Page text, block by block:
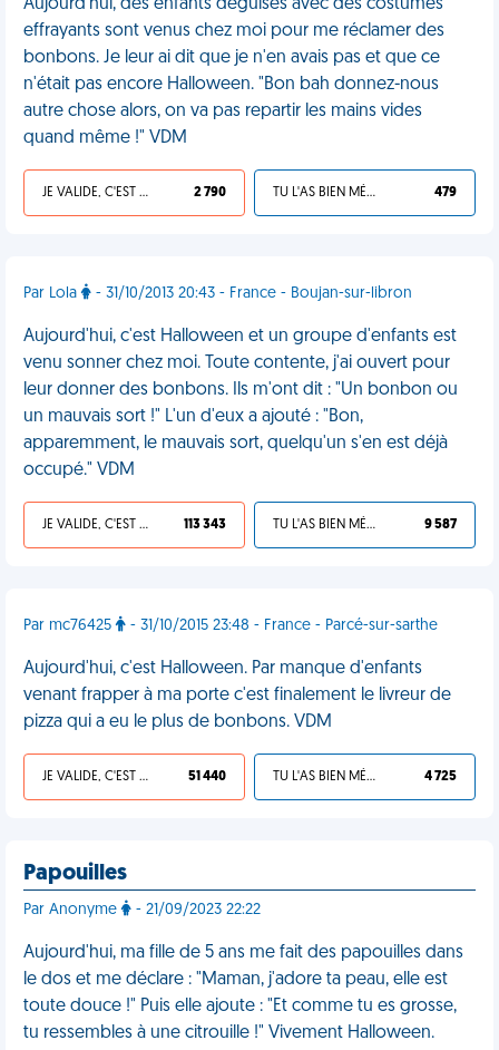
Aujourd'hui, des enfants déguisés avec des costumes
effrayants sont venus chez moi pour me réclamer des
bonbons. Je leur ai dit que je n'en avais pas et que ce
n'était pas encore Halloween. "Bon bah donnez-nous
autre chose alors, on va pas repartir les mains vides
quand même !" VDM
JE VALIDE, C'EST UNE VDM 2 790 TU L'AS BIEN MÉRITÉ 479
Par Lola - 31/10/2013 20:43 - France - Boujan-sur-libron
Aujourd'hui, c'est Halloween et un groupe d'enfants est
venu sonner chez moi. Toute contente, j'ai ouvert pour
leur donner des bonbons. Ils m'ont dit : "Un bonbon ou
un mauvais sort !" L'un d'eux a ajouté : "Bon,
apparemment, le mauvais sort, quelqu'un s'en est déjà
occupé." VDM
JE VALIDE, C'EST UNE VDM 113 343 TU L'AS BIEN MÉRITÉ 9 587
Par mc76425 - 31/10/2015 23:48 - France - Parcé-sur-sarthe
Aujourd'hui, c'est Halloween. Par manque d'enfants
venant frapper à ma porte c'est finalement le livreur de
pizza qui a eu le plus de bonbons. VDM
JE VALIDE, C'EST UNE VDM 51 440 TU L'AS BIEN MÉRITÉ 4 725
Papouilles
Par Anonyme - 21/09/2023 22:22
Aujourd'hui, ma fille de 5 ans me fait des papouilles dans
le dos et me déclare : "Maman, j'adore ta peau, elle est
toute douce !" Puis elle ajoute : "Et comme tu es grosse,
tu ressembles à une citrouille !" Vivement Halloween.